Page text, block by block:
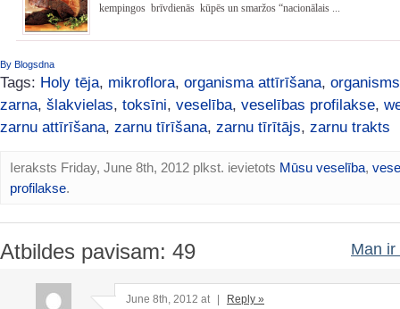
kempingos brīvdienās kūpēs un smaržos “nacionālais ...
By Blogsdna
Tags: Holy tēja, mikroflora, organisma attīrīšana, organisms
zarna, šlakvielas, toksīni, veselība, veselības profilakse,
zarnu attīrīšana, zarnu tīrīšana, zarnu tīrītājs, zarnu trakts
Ieraksts Friday, June 8th, 2012 plkst. ievietots Mūsu veselība,
profilakse.
Atbildes pavisam: 49 Man ir
June 8th, 2012 at | Reply »